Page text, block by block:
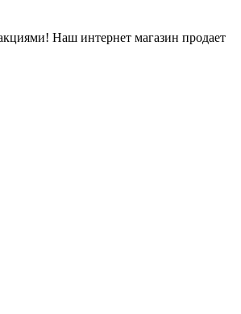
Наш интернет магазин продает